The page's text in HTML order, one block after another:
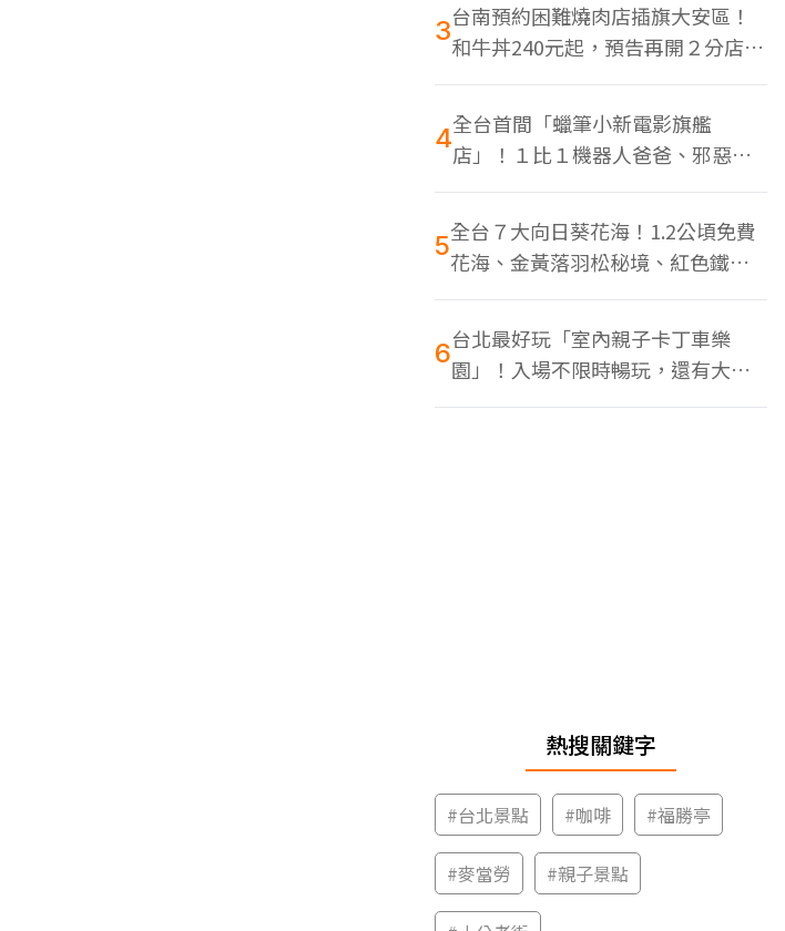
3台南預約困難燒肉店插旗大安區！
和牛丼240元起，預告再開２分店、
地點曝光
4全台首間「蠟筆小新電影旗艦
店」！１比１機器人爸爸、邪惡正
男，百款周邊買翻
5全台７大向日葵花海！1.2公頃免費
花海、金黃落羽松秘境、紅色鐵橋
同框
6台北最好玩「室內親子卡丁車樂
園」！入場不限時暢玩，還有大螢
幕Switch遊戲區
熱搜關鍵字
#台北景點 #咖啡 #福勝亭
#麥當勞 #親子景點